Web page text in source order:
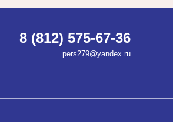
8 (812) 575-67-36
pers279@yandex.ru